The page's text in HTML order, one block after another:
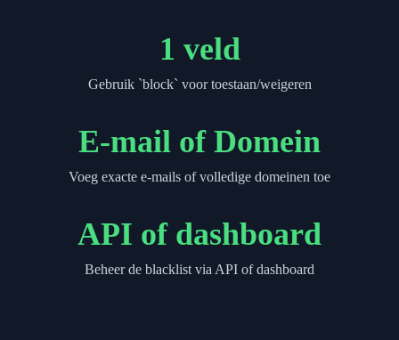
1 veld
Gebruik `block` voor toestaan/weigeren
E-mail of Domein
Voeg exacte e-mails of volledige domeinen toe
API of dashboard
Beheer de blacklist via API of dashboard